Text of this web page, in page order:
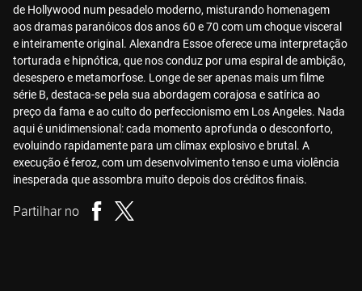
de Hollywood num pesadelo moderno, misturando homenagem
aos dramas paranóicos dos anos 60 e 70 com um choque visceral
e inteiramente original. Alexandra Essoe oferece uma interpretação
torturada e hipnótica, que nos conduz por uma espiral de ambição,
desespero e metamorfose. Longe de ser apenas mais um filme
série B, destaca-se pela sua abordagem corajosa e satírica ao
preço da fama e ao culto do perfeccionismo em Los Angeles. Nada
aqui é unidimensional: cada momento aprofunda o desconforto,
evoluindo rapidamente para um clímax explosivo e brutal. A
execução é feroz, com um desenvolvimento tenso e uma violência
inesperada que assombra muito depois dos créditos finais.
Partilhar no